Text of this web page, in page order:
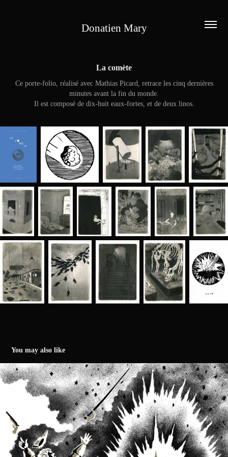
Donatien Mary
La comète
Ce porte-folio, réalisé avec Mathias Picard, retrace les cinq dernières
minutes avant la fin du monde.
Il est composé de dix-huit eaux-fortes, et de deux linos.
You may also like